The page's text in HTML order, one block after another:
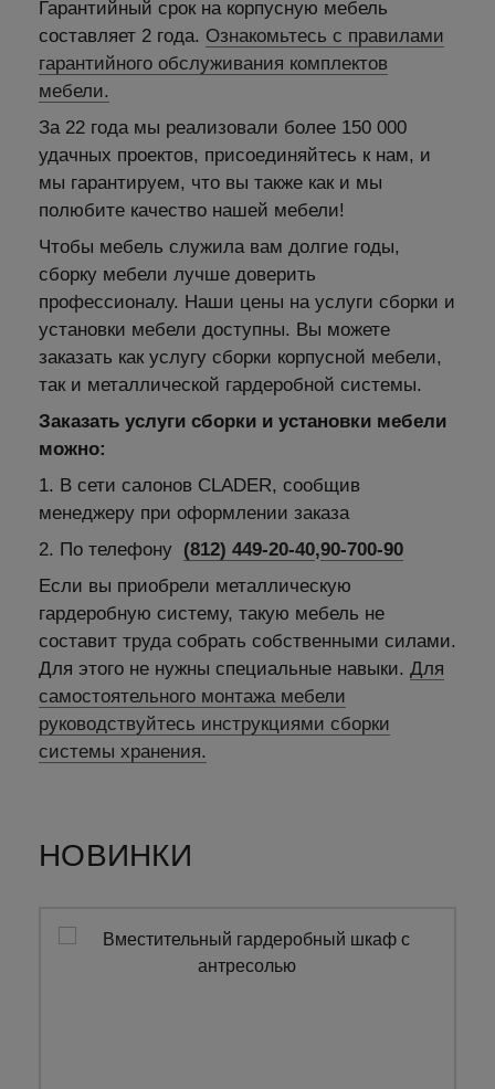
Гарантийный срок на корпусную мебель
составляет 2 года. Ознакомьтесь с правилами
гарантийного обслуживания комплектов
мебели.
За 22 года мы реализовали более 150 000
удачных проектов, присоединяйтесь к нам, и
мы гарантируем, что вы также как и мы
полюбите качество нашей мебели!
Чтобы мебель служила вам долгие годы,
сборку мебели лучше доверить
профессионалу. Наши цены на услуги сборки и
установки мебели доступны. Вы можете
заказать как услугу сборки корпусной мебели,
так и металлической гардеробной системы.
Заказать услуги сборки и установки мебели
можно:
1. В сети салонов CLADER, сообщив
менеджеру при оформлении заказа
2. По телефону (812) 449-20-40,90-700-90
Если вы приобрели металлическую
гардеробную систему, такую мебель не
составит труда собрать собственными силами.
Для этого не нужны специальные навыки. Для
самостоятельного монтажа мебели
руководствуйтесь инструкциями сборки
системы хранения.
НОВИНКИ